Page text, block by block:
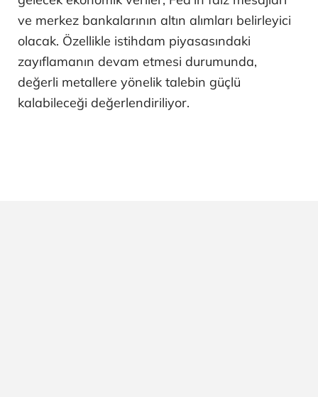
ve merkez bankalarının altın alımları belirleyici
olacak. Özellikle istihdam piyasasındaki
zayıflamanın devam etmesi durumunda,
değerli metallere yönelik talebin güçlü
kalabileceği değerlendiriliyor.